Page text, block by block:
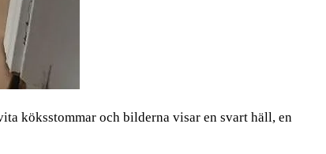
köksstommar och bilderna visar en svart häll, en